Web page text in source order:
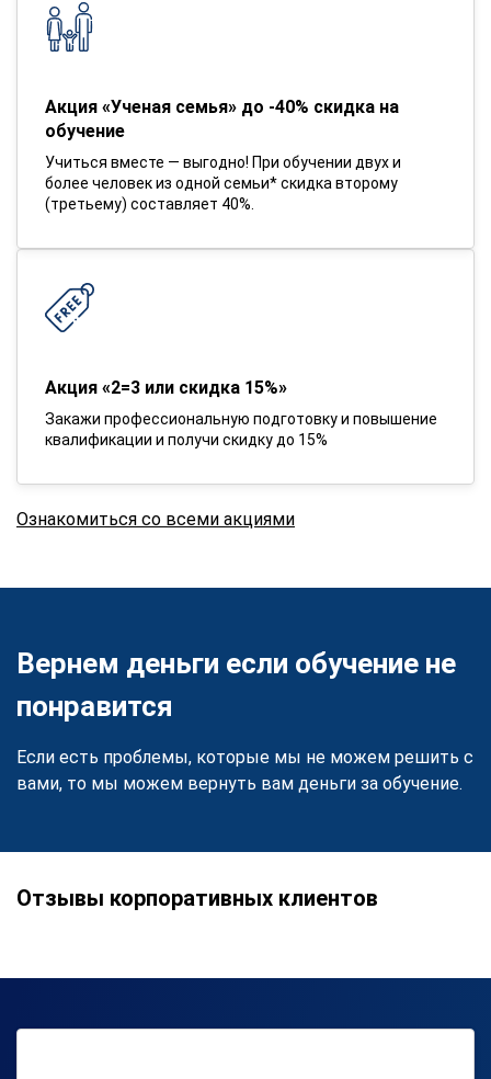
Акция «Ученая семья» до -40% скидка на
обучение
Учиться вместе — выгодно! При обучении двух и
более человек из одной семьи* скидка второму
(третьему) составляет 40%.
Акция «2=3 или скидка 15%»
Закажи профессиональную подготовку и повышение
квалификации и получи скидку до 15%
Ознакомиться со всеми акциями
Вернем деньги если обучение не
понравится
Если есть проблемы, которые мы не можем решить с
вами, то мы можем вернуть вам деньги за обучение.
Отзывы корпоративных клиентов